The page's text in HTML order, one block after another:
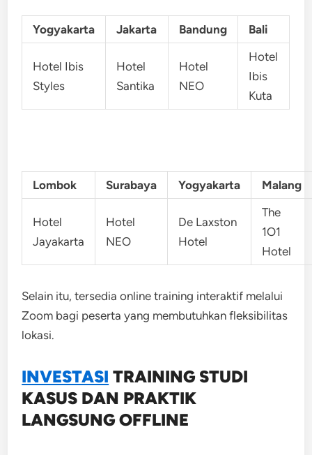
Yogyakarta Jakarta Bandung Bali
Hotel Ibis
Styles
Hotel
Santika
Hotel
NEO
Hotel
Ibis
Kuta
Lombok Surabaya Yogyakarta Malang
Hotel
Jayakarta
Hotel
NEO
De Laxston
Hotel
The
1O1
Hotel
Selain itu, tersedia online training interaktif melalui
Zoom bagi peserta yang membutuhkan fleksibilitas
lokasi.
INVESTASI TRAININGSTUDI
KASUS DAN PRAKTIK
LANGSUNG OFFLINE